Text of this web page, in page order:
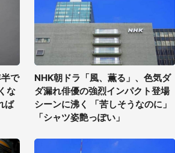
で
な
ば
NHK朝ドラ「風、薫る」、色気ダ
ダ漏れ俳優の強烈インパクト登場
シーンに沸く 「苦しそうなのに」
「シャツ姿艶っぽい」